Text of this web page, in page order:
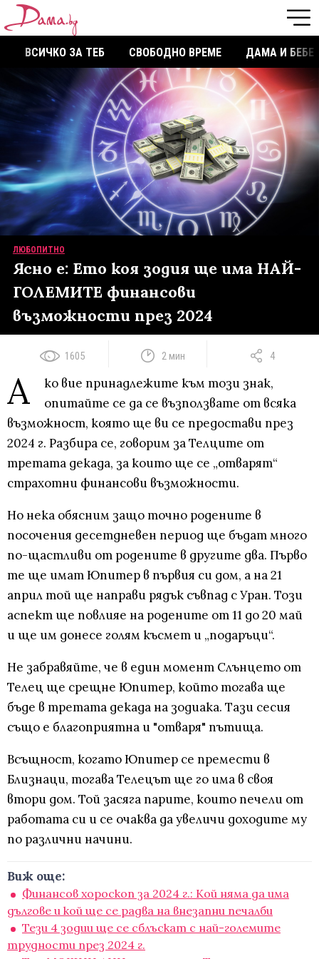
ВСИЧКО ЗА ТЕБ СВОБОДНО ВРЕМЕ ДАМА И БЕБЕ
ЛЮБОПИТНО
Ясно е: Ето коя зодия ще има НАЙ-
ГОЛЕМИТЕ финансови
възможности през 2024
1605 2 мин 4
А
ко вие принадлежите към този знак,
опитайте се да се възползвате от всяка
възможност, която ще ви се предостави през
2024 г. Разбира се, говорим за Телците от
третата декада, за които ще се „отварят“
страхотни финансови възможности.
Но нека обясним защо точно родените в
посочения десетдневен период ще бъдат много
по-щастливи от родените в другите два. Първо
те ще имат Юпитер в първия си дом, а на 21
април той ще направи рядък съвпад с Уран. Този
аспект ще повлияе на родените от 11 до 20 май
и ще им донесе голям късмет и „подаръци“.
Не забравяйте, че в един момент Слънцето от
Телец ще срещне Юпитер, който тогава ще
бъде в третата декада на зодиака. Тази сесия
също е благоприятна и "отваря" пътища.
Всъщност, когато Юпитер се премести в
Близнаци, тогава Телецът ще го има в своя
втори дом. Той засяга парите, които печели от
работата си и се очаква да увеличи доходите му
по различни начини.
Виж още:
Финансов хороскоп за 2024 г.: Кой няма да има
дългове и кой ще се радва на внезапни печалби
Тези 4 зодии ще се сблъскат с най-големите
трудности през 2024 г.